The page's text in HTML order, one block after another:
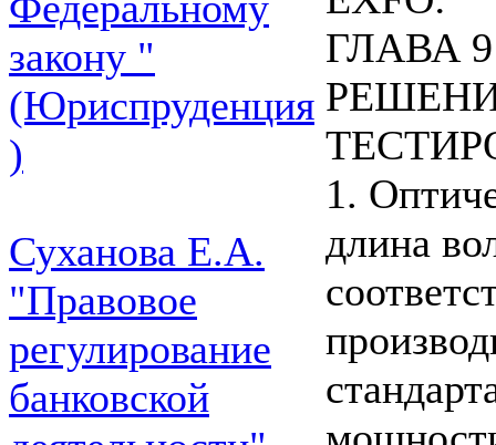
закону "
(Юриспруденция
)
Суханова Е.А.
"Правовое
регулирование
банковской
ГЛАВА 9
1.
длина